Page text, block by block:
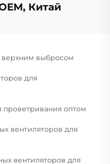
Китай
верхним выбросом
для
проветривания оптом
вентиляторов для
вентиляторов для